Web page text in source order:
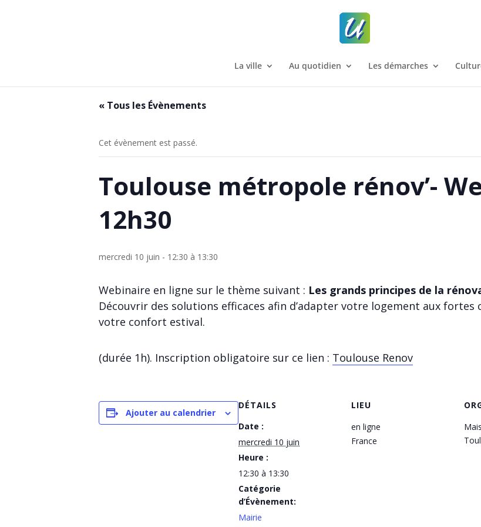
La ville Au quotidien Les démarches
« Tous les Évènements
Cet évènement est passé.
Toulouse métropole rénov’-
12h30
mercredi 10 juin - 12:30 à 13:30
Webinaire en ligne sur le thème suivant : Les grands principes de la
Découvrir des solutions efficaces afin d’adapter votre logement aux fortes
votre confort estival.
(durée 1h). Inscription obligatoire sur ce lien : Toulouse Renov
Ajouter au calendrier
DÉTAILS
Date :
mercredi 10 juin
Heure :
12:30 à 13:30
Catégorie
d’Évènement:
Mairie
LIEU
en ligne
France